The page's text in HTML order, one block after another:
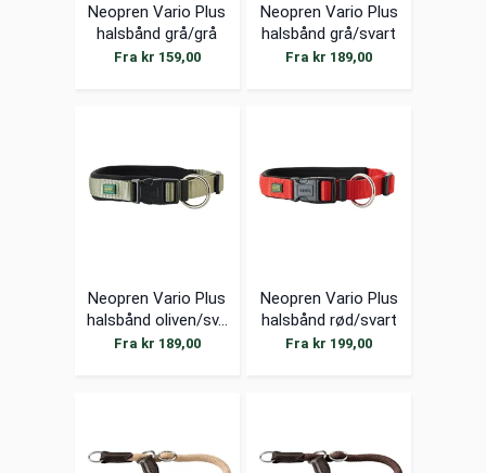
Neopren Vario Plus
halsbånd grå/grå
Fra kr 159,00
Neopren Vario Plus
halsbånd grå/svart
Fra kr 189,00
Neopren Vario Plus
halsbånd oliven/sv...
Fra kr 189,00
Neopren Vario Plus
halsbånd rød/svart
Fra kr 199,00